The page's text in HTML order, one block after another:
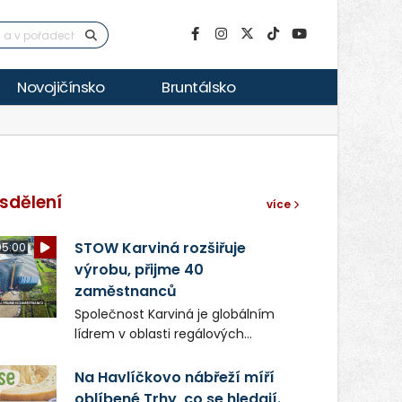
Novojičínsko Bruntálsko
více
STOW Karviná rozšiřuje
výrobu, přijme 40
zaměstnanců
Společnost Karviná je globálním
lídrem v oblasti regálových
zaměstnavatelem na Karvinsku a
firmou s obrovským potenciálem.
Na Havlíčkovo nábřeží míří